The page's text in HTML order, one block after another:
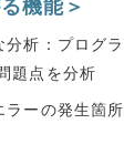
機能＞
析：プログ
題点を分析
ラーの発生箇